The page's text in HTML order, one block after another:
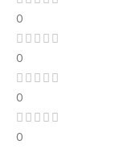
0
0
0
0